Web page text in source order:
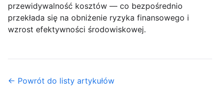
przewidywalność kosztów — co bezpośrednio
przekłada się na obniżenie ryzyka finansowego i
wzrost efektywności środowiskowej.
← Powrót do listy artykułów